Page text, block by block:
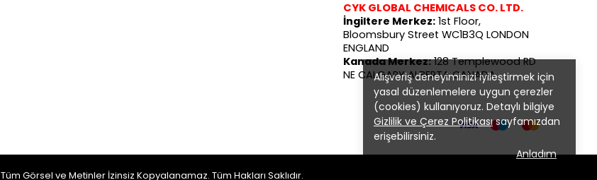
Alışveriş deneyiminizi iyileştirmek için
yasal düzenlemelere uygun çerezler
(cookies) kullanıyoruz. Detaylı bilgiye
Gizlilik ve Çerez Politikasısayfamızdan
erişebilirsiniz.
Anladım
CYK GLOBAL CHEMICALS CO. LTD.
İngiltere Merkez: 1st Floor,
Bloomsbury Street WC1B3Q LONDON
ENGLAND
Kanada Merkez:128 Templewood RD
NE CALGARY ALBERTA CANADA
Tüm Görsel ve Metinler İzinsiz Kopyalanamaz. Tüm Hakları Saklıdır.